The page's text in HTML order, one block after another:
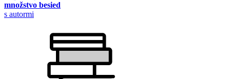
množstvo besied
s autormi